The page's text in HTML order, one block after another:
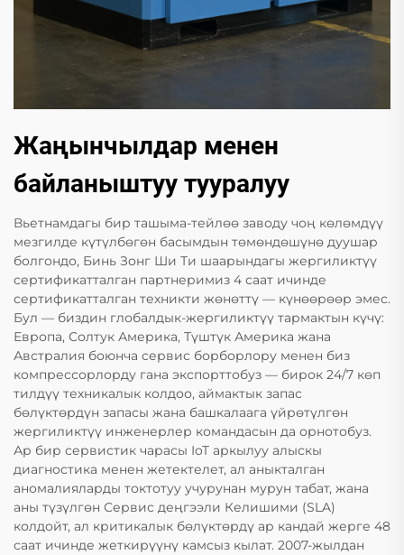
Жаңынчылдар менен
байланыштуу тууралуу
Вьетнамдагы бир ташыма-тейлөө заводу чоң көлөмдүү
мезгилде күтүлбөгөн басымдын төмөндөшүнө дуушар
болгондо, Бинь Зонг Ши Ти шаарындагы жергиликтүү
сертификатталган партнеримиз 4 саат ичинде
сертификатталган техникти жөнөттү — күнөөрөөр эмес.
Бул — биздин глобалдык-жергиликтүү тармактын күчү:
Европа, Солтук Америка, Түштүк Америка жана
Австралия боюнча сервис борборлору менен биз
компрессорлорду гана экспорттобуз — бирок 24/7 көп
тилдүү техникалык колдоо, аймактык запас
бөлүктөрдүн запасы жана башкалаага үйрөтүлгөн
жергиликтүү инженерлер командасын да орнотобуз.
Ар бир сервистик чарасы IoT аркылуу алыскы
диагностика менен жетектелет, ал аныкталган
аномалияларды токтотуу учурунан мурун табат, жана
аны түзүлгөн Сервис деңгээли Келишими (SLA)
колдойт, ал критикалык бөлүктөрдү ар кандай жерге 48
саат ичинде жеткирүүнү камсыз кылат. 2007-жылдан